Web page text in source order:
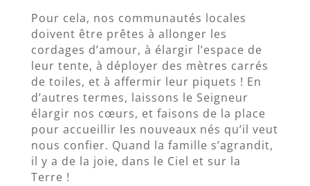
Pour cela, nos communautés locales
doivent être prêtes à allonger les
cordages d’amour, à élargir l’espace de
leur tente, à déployer des mètres carrés
de toiles, et à affermir leur piquets ! En
d’autres termes, laissons le Seigneur
élargir nos cœurs, et faisons de la place
pour accueillir les nouveaux nés qu’il veut
nous confier. Quand la famille s’agrandit,
il y a de la joie, dans le Ciel et sur la
Terre !